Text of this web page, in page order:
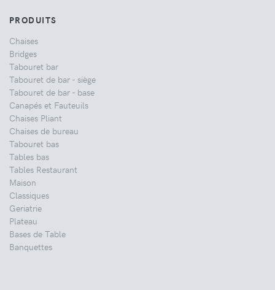
PRODUITS
Chaises
Bridges
Tabouret bar
Tabouret de bar - siège
Tabouret de bar - base
Canapés et Fauteuils
Chaises Pliant
Chaises de bureau
Tabouret bas
Tables bas
Tables Restaurant
Maison
Classiques
Geriatrie
Plateau
Bases de Table
Banquettes